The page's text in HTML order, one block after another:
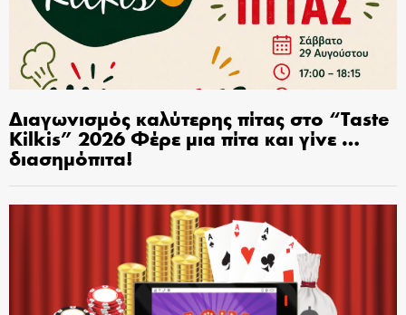
Διαγωνισμός καλύτερης πίτας στο “Taste
Kilkis” 2026 Φέρε μια πίτα και γίνε …
διασημόπιτα!